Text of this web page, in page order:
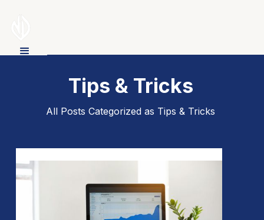
Tips & Tricks
All Posts Categorized as Tips & Tricks